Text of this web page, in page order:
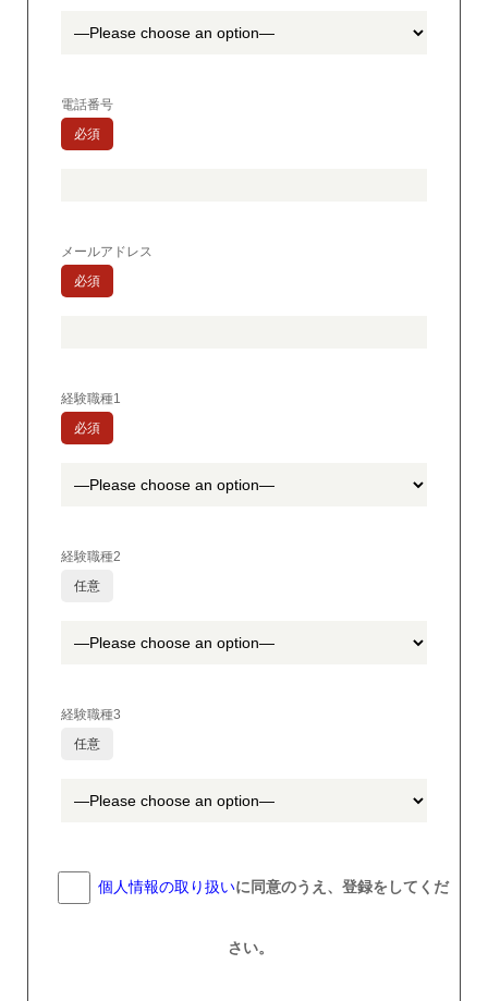
電話番号
必須
メールアドレス
必須
経験職種1
必須
経験職種2
任意
経験職種3
任意
個人情報の取り扱いに同意のうえ、登録をしてくだ
さい。